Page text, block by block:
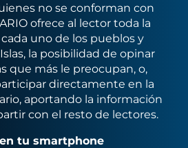
no se conforman con
ofrece al lector toda la
uno de los pueblos y
la posibilidad de opinar
que más le preocupan, o,
directamente en la
aportando la información
con el resto de lectores.
tu smartphone